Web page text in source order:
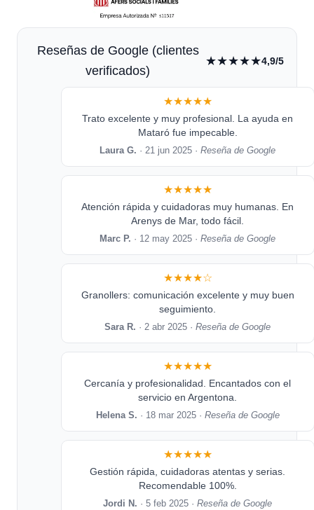
Reseñas de Google (clientes
verificados)
★★★★★4,9/5
★★★★★
Trato excelente y muy profesional. La ayuda en
Mataró fue impecable.
Laura G. · 21 jun 2025 ·Reseña de Google
★★★★★
Atención rápida y cuidadoras muy humanas. En
Arenys de Mar, todo fácil.
Marc P. · 12 may 2025 ·Reseña de Google
★★★★☆
Granollers: comunicación excelente y muy buen
seguimiento.
Sara R. · 2 abr 2025 ·Reseña de Google
★★★★★
Cercanía y profesionalidad. Encantados con el
servicio en Argentona.
Helena S. · 18 mar 2025 · Reseña de Google
★★★★★
Gestión rápida, cuidadoras atentas y serias.
Recomendable 100%.
Jordi N. · 5 feb 2025 ·Reseña de Google